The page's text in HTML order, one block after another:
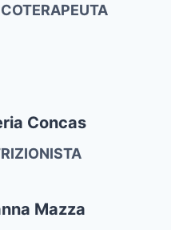
Concas
Mazza